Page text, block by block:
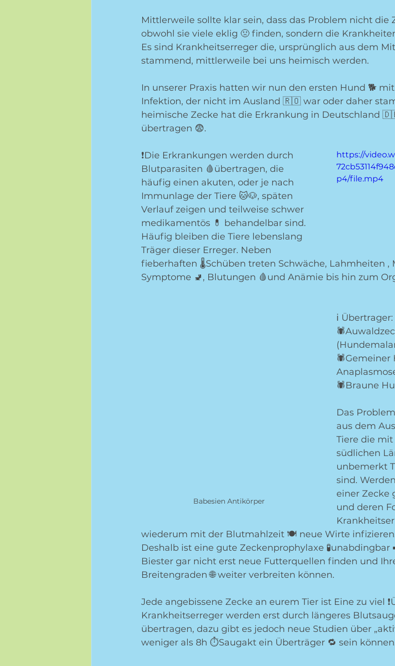
Mittlerweile sollte klar sein, dass das Problem nicht die
obwohl sie viele eklig 🤢 finden, sondern die
Es sind Krankheitserreger die, ursprünglich aus dem
stammend, mittlerweile bei uns heimisch werden.
In unserer Praxis hatten wir nun den ersten Hund 🐕
Infektion, der nicht im Ausland 🇷🇴 war oder daher
heimische Zecke hat die Erkrankung in Deutschland
übertragen 😨.
https://
p4/file.mp4
❗️Die Erkrankungen werden durch
Blutparasiten 🩸übertragen, die
häufig einen akuten, oder je nach
Immunlage der Tiere 🐱🐶, späten
Verlauf zeigen und teilweise schwer
medikamentös 💊 behandelbar sind.
Häufig bleiben die Tiere lebenslang
Träger dieser Erreger. Neben
fieberhaften 🌡Schüben treten Schwäche, Lahmheiten ,
Symptome 🚽, Blutungen 🩸und Anämie bis hin zum
Babesien Antikörper
ℹ️ Übertrager:
🕷Gemeiner
🕷Braune
Das
aus dem
Tiere die mit
südlichen
unbemerkt
sind.
einer Zecke
und deren
wiederum mit der Blutmahlzeit 🍽 neue Wirte
Deshalb ist eine gute Zeckenprophylaxe
Biester gar nicht erst neue Futterquellen finden und
Breitengraden 🌐 weiter verbreiten können.
Jede angebissene Zecke an eurem Tier ist Eine zu viel
Krankheitserreger werden erst durch längeres
übertragen, dazu gibt es jedoch neue Studien über
weniger als 8h ⏱Saugakt ein Überträger 🔁 sein